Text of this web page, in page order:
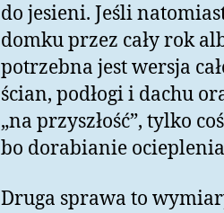
do jesieni. Jeśli
domku przez cały rok
potrzebna jest wersja
ścian, podłogi i dachu
„na przyszłość”, tylko
bo dorabianie
Druga sprawa to